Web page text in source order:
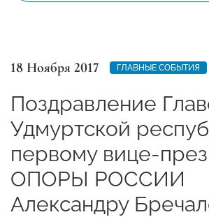
18 Ноября 2017 ГЛАВНЫЕ СОБЫТИЯ
Поздравление
Удмуртской
первому вице-
ОПОРЫ РОССИИ
Александру